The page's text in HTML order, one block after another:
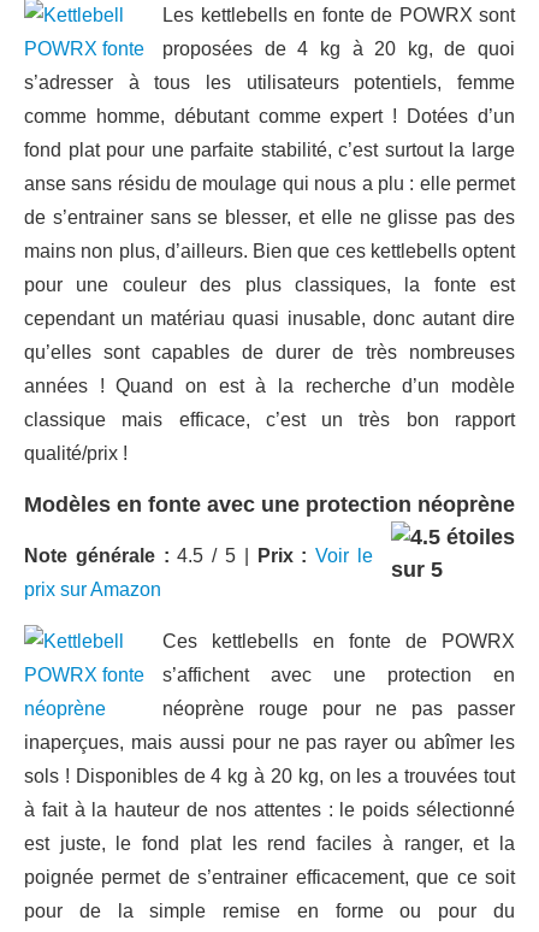
Les kettlebells en fonte de POWRX sont
proposées de 4 kg à 20 kg, de quoi
s’adresser à tous les utilisateurs potentiels, femme
comme homme, débutant comme expert ! Dotées d’un
fond plat pour une parfaite stabilité, c’est surtout la large
anse sans résidu de moulage qui nous a plu : elle permet
de s’entrainer sans se blesser, et elle ne glisse pas des
mains non plus, d’ailleurs. Bien que ces kettlebells optent
pour une couleur des plus classiques, la fonte est
cependant un matériau quasi inusable, donc autant dire
qu’elles sont capables de durer de très nombreuses
années ! Quand on est à la recherche d’un modèle
classique mais efficace, c’est un très bon rapport
qualité/prix !
Modèles en fonte avec une protection néoprène
Note générale : 4.5 / 5 | Prix : Voir le
prix sur Amazon
Ces kettlebells en fonte de POWRX
s’affichent avec une protection en
néoprène rouge pour ne pas passer
inaperçues, mais aussi pour ne pas rayer ou abîmer les
sols ! Disponibles de 4 kg à 20 kg, on les a trouvées tout
à fait à la hauteur de nos attentes : le poids sélectionné
est juste, le fond plat les rend faciles à ranger, et la
poignée permet de s’entrainer efficacement, que ce soit
pour de la simple remise en forme ou pour du